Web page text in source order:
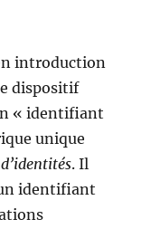
introduction
dispositif
« identifiant
unique
. Il
identifiant